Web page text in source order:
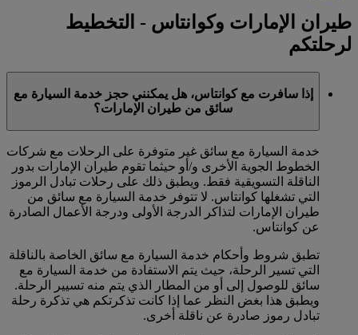
طيران الإمارات وكوانتاس - التخطيط
لرحلتكم
إذا سافرت مع كوانتاس، هل يمكنني حجز خدمة السيارة مع
سائق من طيران الإمارات؟
خدمة السيارة مع سائق غير متوفرة على الرحلات مع شركات
الخطوط الجوية الأخرى و/أو حيثما تقوم طيران الإمارات بدور
الناقلة التسويقية فقط. ويطبق ذلك على رحلات تبادل الرموز
التي تشغلها كوانتاس. لا تتوفر خدمة السيارة مع سائق من
طيران الإمارات لتذاكر الدرجة الأولى ودرجة الأعمال الصادرة
عن كوانتاس.
تطبق شروط وأحكام خدمة السيارة مع سائق الخاصة بالناقلة
التي تسير الرحلة، حيث يتم الاستفادة من خدمة السيارة مع
سائق للوصول إلى أو من المطار الذي يتم منه تسيير الرحلة.
ويطبق هذا بغض النظر عما إذا كانت تذكرتكم هي تذكرة رحلة
تبادل رموز صادرة عن ناقلة أخرى.